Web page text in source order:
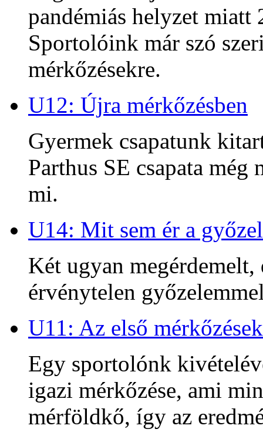
pandémiás helyzet
Sportolóink már szó
mérkőzésekre.
U12: Újra mérkőzésben
Gyermek csapatunk
Parthus SE csapata
mi.
U14: Mit sem ér a
Két ugyan
érvénytelen
U11: Az első mérkőzések
Egy sportolónk
igazi mérkőzése, ami
mérföldkő, így az